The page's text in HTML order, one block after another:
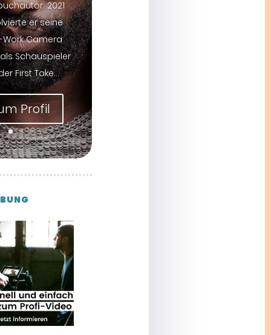
2021
er seine
Work Camera
Schauspieler
First Take...
Profil